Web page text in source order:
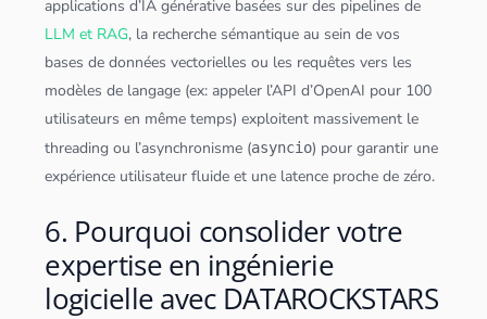
applications d’IA générative basées sur des pipelines de
LLM et RAG, la recherche sémantique au sein de vos
bases dedonnées vectorielles ou les requêtes vers les
modèles de langage (ex: appeler l’API d’OpenAI pour 100
utilisateurs en même temps) exploitent massivement le
threading ou l’asynchronisme (asyncio) pour garantir une
expérience utilisateur fluide et une latence proche de zéro.
6. Pourquoi consolider votre
expertise en ingénierie
logicielle avec DATAROCKSTARS